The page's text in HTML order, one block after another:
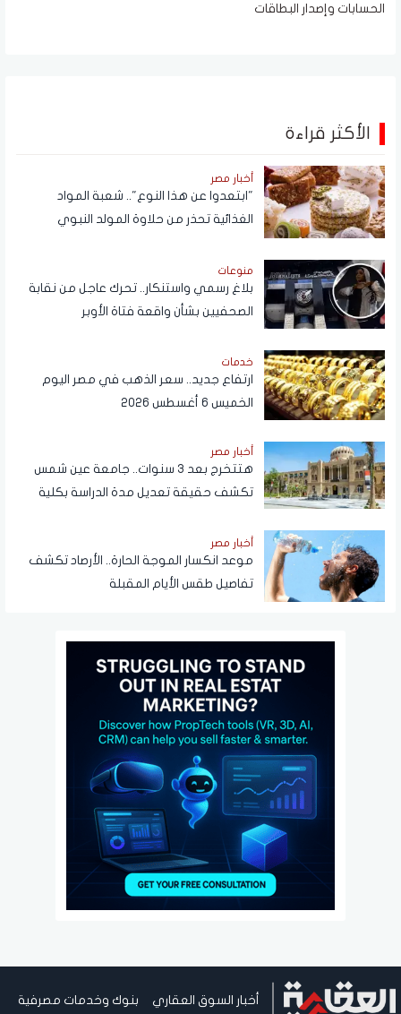
الحسابات وإصدار البطاقات
الأكثر قراءة
أخبار مصر
"ابتعدوا عن هذا النوع".. شعبة المواد
الغذائية تحذر من حلاوة المولد النبوي
منوعات
بلاغ رسمي واستنكار.. تحرك عاجل من نقابة
الصحفيين بشأن واقعة فتاة الأوبر
خدمات
ارتفاع جديد.. سعر الذهب في مصر اليوم
الخميس 6 أغسطس 2026
أخبار مصر
هتتخرج بعد 3 سنوات.. جامعة عين شمس
تكشف حقيقة تعديل مدة الدراسة بكلية
أخبار مصر
موعد انكسار الموجة الحارة.. الأرصاد تكشف
تفاصيل طقس الأيام المقبلة
أخبار السوق العقاري بنوك وخدمات مصرفية